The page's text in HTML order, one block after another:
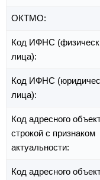
ОКТМО:
Код ИФНС
лица):
Код ИФНС
лица):
Код адресного
строкой с признаком
актуальности:
Код адресного